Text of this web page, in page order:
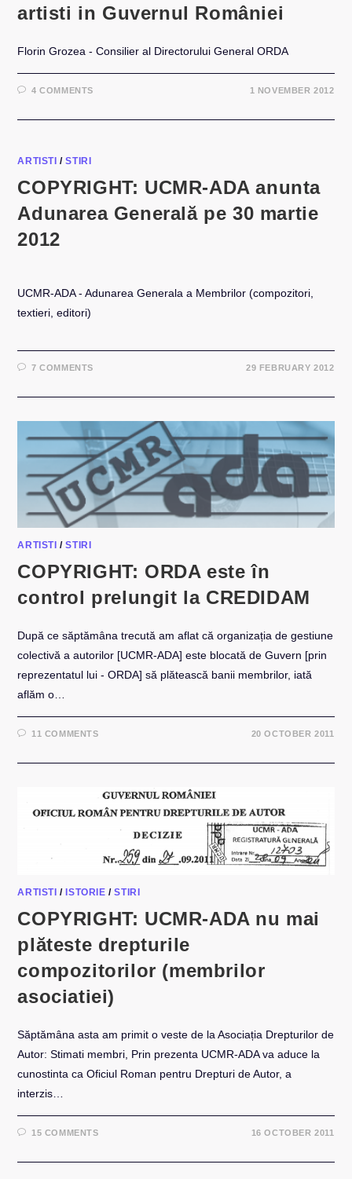
artisti in Guvernul României
Florin Grozea - Consilier al Directorului General ORDA
4 COMMENTS 1 NOVEMBER 2012
ARTISTI /STIRI
COPYRIGHT: UCMR-ADA anunta
Adunarea Generală pe 30 martie
2012
UCMR-ADA - Adunarea Generala a Membrilor (compozitori,
textieri, editori)
7 COMMENTS 29 FEBRUARY 2012
ARTISTI /STIRI
COPYRIGHT: ORDA este în
control prelungit la CREDIDAM
După ce săptămâna trecută am aflat că organizația de gestiune
colectivă a autorilor [UCMR-ADA] este blocată de Guvern [prin
reprezentatul lui - ORDA] să plătească banii membrilor, iată
aflăm o…
11 COMMENTS 20 OCTOBER 2011
ARTISTI /ISTORIE /STIRI
COPYRIGHT: UCMR-ADA nu mai
plăteste drepturile
compozitorilor (membrilor
asociatiei)
Săptămâna asta am primit o veste de la Asociația Drepturilor de
Autor: Stimati membri, Prin prezenta UCMR-ADA va aduce la
cunostinta ca Oficiul Roman pentru Drepturi de Autor, a
interzis…
15 COMMENTS 16 OCTOBER 2011